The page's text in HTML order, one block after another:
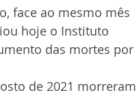
face ao mesmo mês
hoje o Instituto
das mortes por
de 2021 morreram